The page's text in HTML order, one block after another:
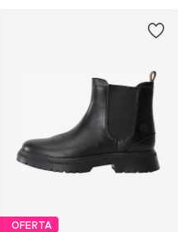
OFERTA